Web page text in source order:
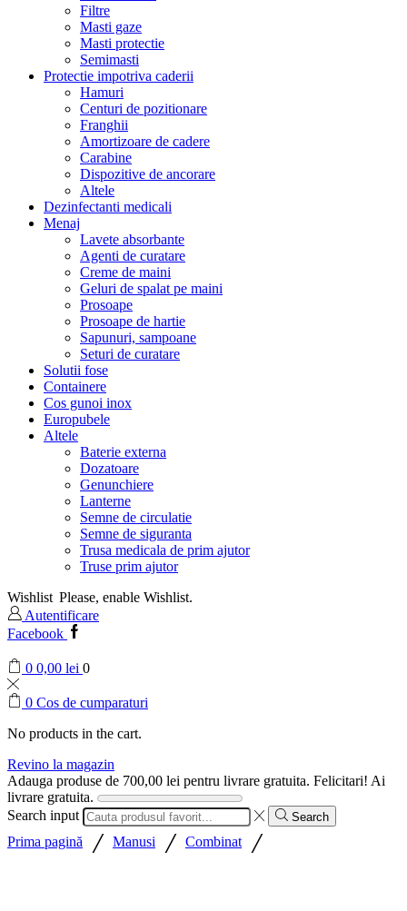
Filtre
Masti gaze
Masti protectie
Semimasti
Protectie impotriva caderii
Hamuri
Centuri de pozitionare
Franghii
Amortizoare de cadere
Carabine
Dispozitive de ancorare
Altele
Dezinfectanti medicali
Menaj
Lavete absorbante
Agenti de curatare
Creme de maini
Geluri de spalat pe maini
Prosoape
Prosoape de hartie
Sapunuri, sampoane
Seturi de curatare
Solutii fose
Containere
Cos gunoi inox
Europubele
Altele
Baterie externa
Dozatoare
Genunchiere
Lanterne
Semne de circulatie
Semne de siguranta
Trusa medicala de prim ajutor
Truse prim ajutor
Wishlist Please, enable Wishlist.
Autentificare
Facebook
0 0,00 lei 0
0 Cos de cumparaturi
No products in the cart.
Revino la magazin
Adauga produse de 700,00 lei pentru livrare gratuita. Felicitari! Ai
livrare gratuita.
Search input
Search
Prima pagină / Manusi / Combinat /